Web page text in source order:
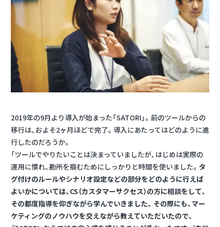
2019年の9月より導入が始まった「SATORI」。前のツールからの
移行は、およそ2ヶ月ほどで完了。導入にあたってはどのように進
行したのだろうか。
「ツールでやりたいことは決まっていましたが、はじめは実際の
運用に慣れ、勘所を掴むためにしっかりと時間を使いました。 タ
グ付けのルールやシナリオ設定などの部分をどのように行えば
よいかについては、CS（カスタマーサクセス）の方に相談をして、
その都度指導を仰ぎながら学んでいきました。その際にも、マー
ケティングのノウハウを交えながら教えていただいたので、